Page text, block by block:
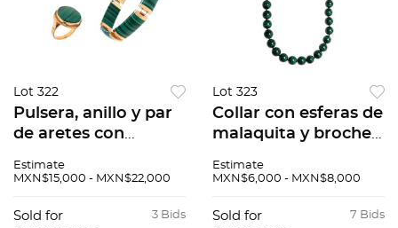
Lot 322
Pulsera, anillo y par
de aretes con
amarillo de 14k. Talla:
Estimate
MXN$15,000 - MXN$22,000
3 Bids
Sold for
Lot 323
Collar con esferas de
malaquita y broche
14k. Peso: 116.0 g.
Estimate
MXN$6,000 - MXN$8,000
7 Bids
Sold for